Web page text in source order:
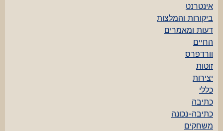
אינטרנט
ביקורות והמלצות
דעות ומאמרים
החיים
וורדפרס
זוטות
יצירות
כללי
כתיבה
כתיבה-נכונה
משחקים